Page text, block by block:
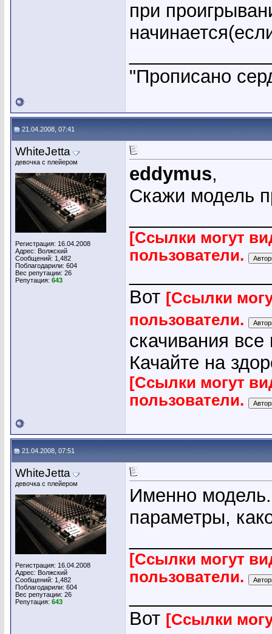
при
"Прописано
21.04.2008, 07:41
WhiteJetta
девочка с плейером
Регистрация: 16.04.2008
Адрес: Волжский
Сообщений: 1,482
Поблагодарили: 604
Вес репутации: 26
Репутация: 643
eddymus,
Скажи модель
[Ссылки могут
пользователи.
Вот [Ссылки
пользователи.
скачивания
Качайте на
[Ссылки могут
пользователи.
21.04.2008, 07:51
WhiteJetta
девочка с плейером
Регистрация: 16.04.2008
Адрес: Волжский
Сообщений: 1,482
Поблагодарили: 604
Вес репутации: 26
Репутация: 643
Именно
параметры,
[Ссылки могут
пользователи.
Вот [Ссылки